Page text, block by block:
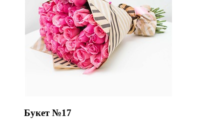
Букет №17